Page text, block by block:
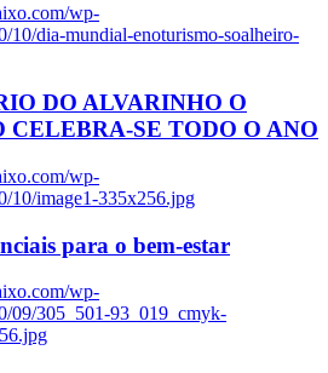
wp-
10/dia-mundial-enoturismo-soalheiro-
DO ALVARINHO O
CELEBRA-SE TODO O ANO
wp-
10/image1-335x256.jpg
para o bem-estar
wp-
09/305_501-93_019_cmyk-